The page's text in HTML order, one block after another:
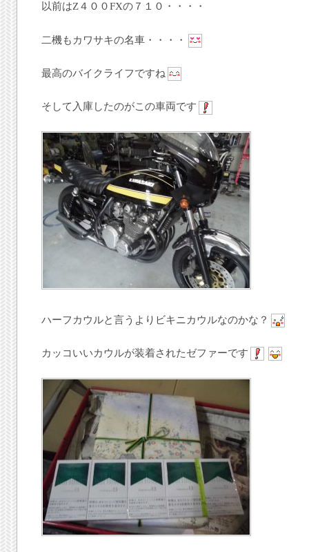
以前はZ４００FXの７１０・・・・
二機もカワサキの名車・・・・
最高のバイクライフですね
そして入庫したのがこの車両です
ハーフカウルと言うよりビキニカウルなのかな？
カッコいいカウルが装着されたゼファーです